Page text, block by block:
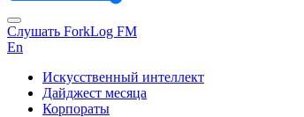
Слушать ForkLog FM
En
Искусственный интеллект
Дайджест месяца
Корпораты